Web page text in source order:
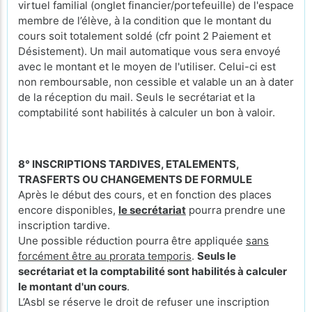
virtuel familial (onglet financier/portefeuille) de l'espace
membre de l’élève, à la condition que le montant du
cours soit totalement soldé (cfr point 2 Paiement et
Désistement). Un mail automatique vous sera envoyé
avec le montant et le moyen de l'utiliser. Celui-ci est
non remboursable, non cessible et valable un an à dater
de la réception du mail. Seuls le secrétariat et la
comptabilité sont habilités à calculer un bon à valoir.
8° INSCRIPTIONS TARDIVES, ETALEMENTS,
TRASFERTS OU CHANGEMENTS DE FORMULE
Après le début des cours, et en fonction des places
encore disponibles, le secrétariat pourra prendre une
inscription tardive.
Une possible réduction pourra être appliquée sans
forcément être au prorata temporis. Seuls le
secrétariat et la comptabilité sont habilités à calculer
le montant d'un cours.
L’Asbl se réserve le droit de refuser une inscription